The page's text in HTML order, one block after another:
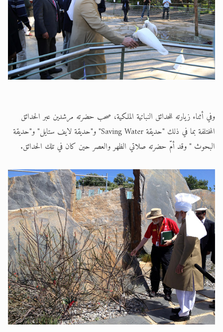
وفي أثناء زيارته للحدائق النباتية الملكية، صحب حضرته مرشدين عبر الحدائق
المختلفة بما في ذلك "حديقة Saving Water" و"حديقة لايف ستايل" و"حديقة
البحوث " وقد أمّ حضرته صلاتي الظهر والعصر حين كان في تلك الحدائق.